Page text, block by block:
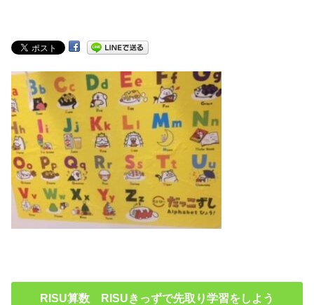
RISU算数 RISUきっずで先取り学習をしよう